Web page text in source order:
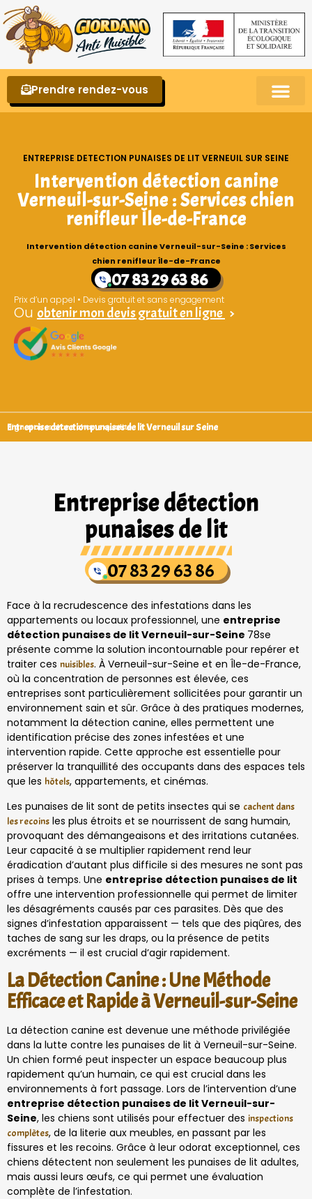
Prendre rendez-vous
ENTREPRISE DETECTION PUNAISES DE LIT VERNEUIL SUR SEINE
Intervention détection canine
Verneuil-sur-Seine : Services chien
renifleur Île-de-France
Intervention détection canine Verneuil-sur-Seine : Services
chien renifleur Île-de-France
07 83 29 63 86
Prix d’un appel • Devis gratuit et sans engagement
Ou obtenir mon devis gratuit en ligne >
Entreprise detection punaises de lit Verneuil sur Seine
Signataires d’une charte qualité
Entreprise détection
punaises de lit
07 83 29 63 86
Face à la recrudescence des infestations dans les
appartements ou locaux professionnel, une entreprise
détection punaises de lit Verneuil-sur-Seine 78se
présente comme la solution incontournable pour repérer et
traiter ces nuisibles. À Verneuil-sur-Seine et en Île-de-France,
où la concentration de personnes est élevée, ces
entreprises sont particulièrement sollicitées pour garantir un
environnement sain et sûr. Grâce à des pratiques modernes,
notamment la détection canine, elles permettent une
identification précise des zones infestées et une
intervention rapide. Cette approche est essentielle pour
préserver la tranquillité des occupants dans des espaces tels
que les hôtels, appartements, et cinémas.
Les punaises de lit sont de petits insectes qui se cachent dans
les recoins les plus étroits et se nourrissent de sang humain,
provoquant des démangeaisons et des irritations cutanées.
Leur capacité à se multiplier rapidement rend leur
éradication d’autant plus difficile si des mesures ne sont pas
prises à temps. Une entreprise détection punaises de lit
offre une intervention professionnelle qui permet de limiter
les désagréments causés par ces parasites. Dès que des
signes d’infestation apparaissent — tels que des piqûres, des
taches de sang sur les draps, ou la présence de petits
excréments — il est crucial d’agir rapidement.
La Détection Canine : Une Méthode
Efficace et Rapide à Verneuil-sur-Seine
La détection canine est devenue une méthode privilégiée
dans la lutte contre les punaises de lit à Verneuil-sur-Seine.
Un chien formé peut inspecter un espace beaucoup plus
rapidement qu’un humain, ce qui est crucial dans les
environnements à fort passage. Lors de l’intervention d’une
entreprise détection punaises de lit Verneuil-sur-
Seine, les chiens sont utilisés pour effectuer des inspections
complètes, de la literie aux meubles, en passant par les
fissures et les recoins. Grâce à leur odorat exceptionnel, ces
chiens détectent non seulement les punaises de lit adultes,
mais aussi leurs œufs, ce qui permet une évaluation
complète de l’infestation.